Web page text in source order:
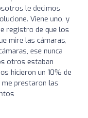
le decimos
Viene uno, y
registro de que los
mire las cámaras,
ese nunca
otros estaban
hicieron un 10% de
me prestaron las